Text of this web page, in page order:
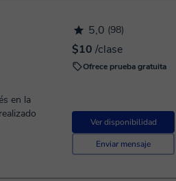
5,0 (98)
$10 /clase
Ofrece prueba gratuita
Ver disponibilidad
Enviar mensaje
en la